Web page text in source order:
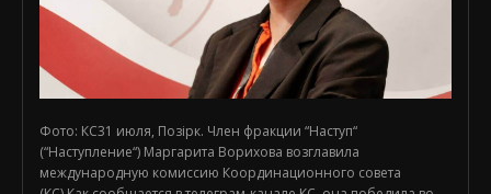
Фото: КС31 июля, Позірк. Член фракции “Наступ“
(“Наступление“) Маргарита Ворихова возглавила
международную комиссию Координационного совета